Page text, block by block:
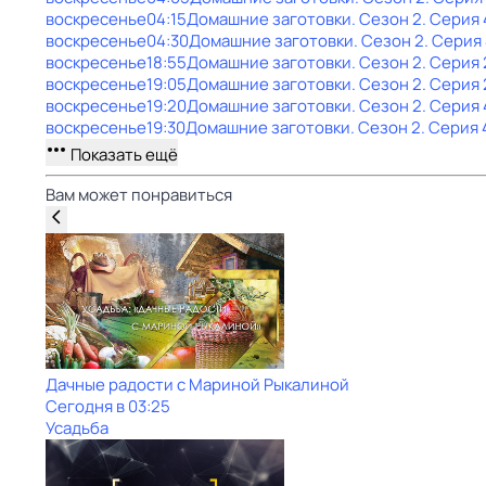
воскресенье04:15Домашние заготовки. Сезон 2. Серия
воскресенье04:30Домашние заготовки. Сезон 2. Серия
воскресенье18:55Домашние заготовки. Сезон 2. Серия
воскресенье19:05Домашние заготовки. Сезон 2. Серия
воскресенье19:20Домашние заготовки. Сезон 2. Серия
воскресенье19:30Домашние заготовки. Сезон 2. Серия
Показать ещё
Вам может понравиться
Дачные радости с Мариной Рыкалиной
Сегодня в 03:25
Усадьба